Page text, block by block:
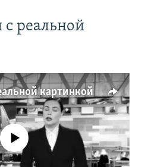
реальной
картинкой
currently available